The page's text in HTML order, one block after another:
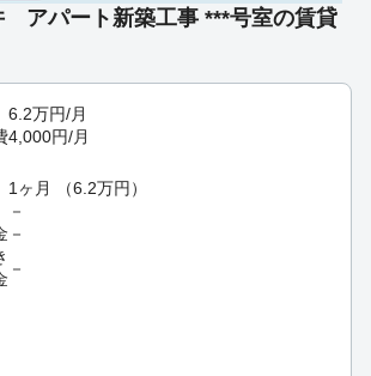
アパート新築工事 ***号室の賃貸
6.2万円/月
4,000円/月
1ヶ月 （6.2万円 ）
－
－
－